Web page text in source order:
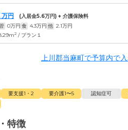
万円 (入居金5.6万円) + 介護保険料
0万円 食 4.3万円 他 2.1万円
2 / プラン１
上川郡当麻町で予算内で
要支援1・2 要介護1〜5 認知症可
特徴